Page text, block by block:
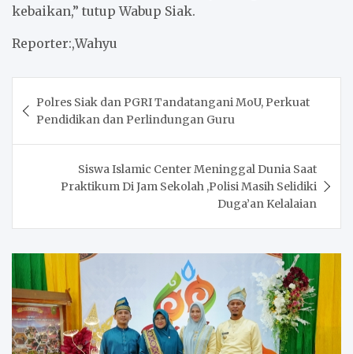
kebaikan,” tutup Wabup Siak.
Reporter:,Wahyu
navigation
Polres Siak dan PGRI Tandatangani MoU, Perkuat
Pendidikan dan Perlindungan Guru
Siswa Islamic Center Meninggal Dunia Saat
Praktikum Di Jam Sekolah ,Polisi Masih Selidiki
Duga’an Kelalaian